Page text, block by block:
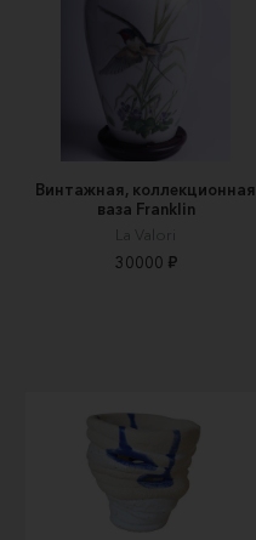
Винтажная, коллекционная
ваза Franklin
La Valori
30000 ₽